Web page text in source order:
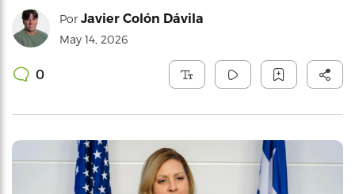
Por Javier Colón Dávila
May 14, 2026
0